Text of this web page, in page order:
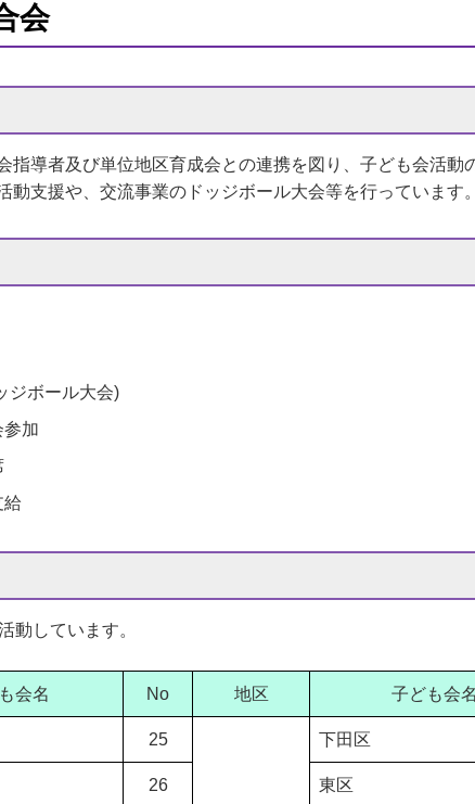
会
導者及び単位地区育成会との連携を図り、子ども会活動
動支援や、交流事業のドッジボール大会等を行っています
ジボール大会)
加
給
動しています。​
会名 No 地区 子ども会
25 下田区
26 東区